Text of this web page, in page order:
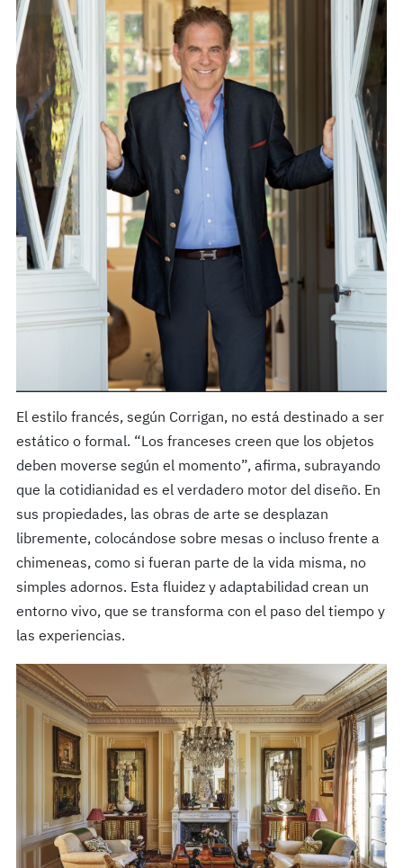
El estilo francés, según Corrigan, no está destinado a ser
estático o formal. “Los franceses creen que los objetos
deben moverse según el momento”, afirma, subrayando
que la cotidianidad es el verdadero motor del diseño. En
sus propiedades, las obras de arte se desplazan
libremente, colocándose sobre mesas o incluso frente a
chimeneas, como si fueran parte de la vida misma, no
simples adornos. Esta fluidez y adaptabilidad crean un
entorno vivo, que se transforma con el paso del tiempo y
las experiencias​.